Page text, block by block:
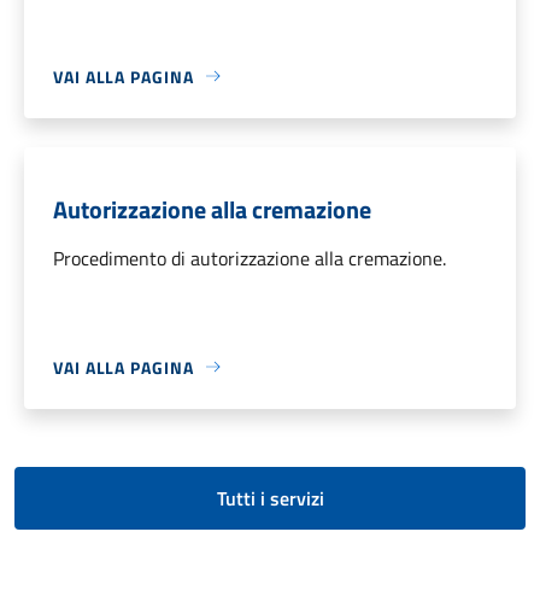
VAI ALLA PAGINA
Autorizzazione alla cremazione
Procedimento di autorizzazione alla cremazione.
VAI ALLA PAGINA
Tutti i servizi